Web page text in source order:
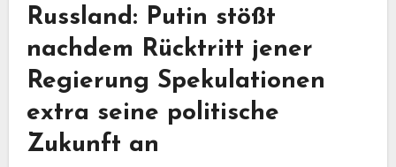
Russland: Putin stößt
nachdem Rücktritt jener
Regierung Spekulationen
extra seine politische
Zukunft an